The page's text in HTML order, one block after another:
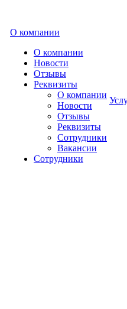
О компании
О компании
Новости
Отзывы
Реквизиты
О компании
Новости
Отзывы
Реквизиты
Сотрудники
Вакансии
Сотрудники